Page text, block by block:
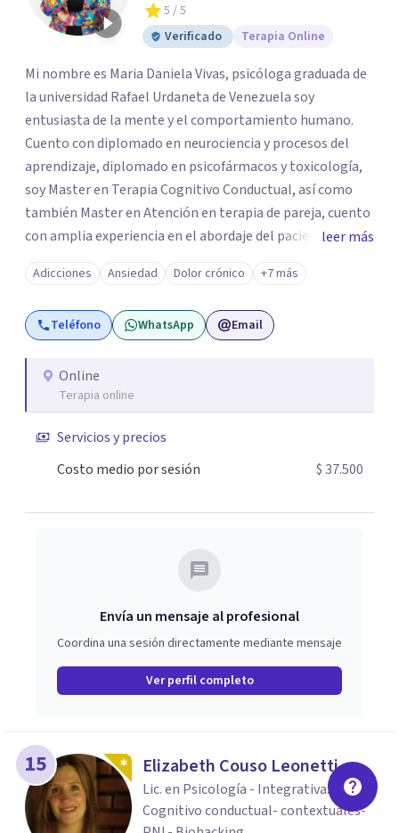
5 / 5
Verificado
Terapia Online
Mi nombre es Maria Daniela Vivas, psicóloga graduada de
la universidad Rafael Urdaneta de Venezuela soy
entusiasta de la mente y el comportamiento humano.
Cuento con diplomado en neurociencia y procesos del
aprendizaje, diplomado en psicofármacos y toxicología,
soy Master en Terapia Cognitivo Conductual, así como
también Master en Atención en terapia de pareja, cuento
con amplia experiencia en el abordaje del paciente con
trastorno afectivo bipolar y pacientes con trastornos de
personalidad y trastorno del estado de ánimo Me
especializo en casos de ansiedad, depresión, trastornos
del sueño, trastorno alimenticio corporal, así como
violencia de género. Me caracterizo por ser una psicóloga
cercana con mis pacientes, en mi abordaje encontrarás
permite estar disponible para mis pacientes y así
conseguir los objetivos que nos planteamos al inicio de
honesta así como también con un lenguaje que me
leer más
Adicciones Ansiedad Dolor crónico +7 más
Teléfono WhatsApp Email
Online
Terapia online
Servicios y precios
Costo medio por sesión
$ 37.500
Envía un mensaje al profesional
Coordina una sesión directamente mediante mensaje
Ver perfil completo
15 Elizabeth Couso Leonetti
Lic. en Psicología - Integrativa:
Cognitivo conductual- contextuales-